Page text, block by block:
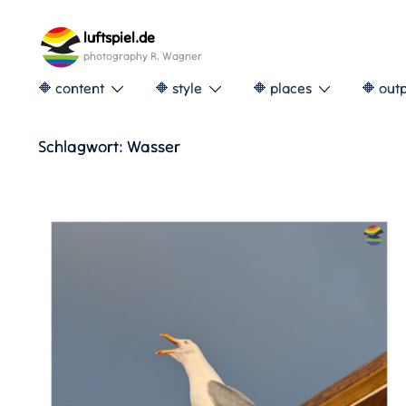
content
luftspiel.de
photography R. Wagner
🔶 content 🔶 style 🔶 places 🔶
Schlagwort: Wasser